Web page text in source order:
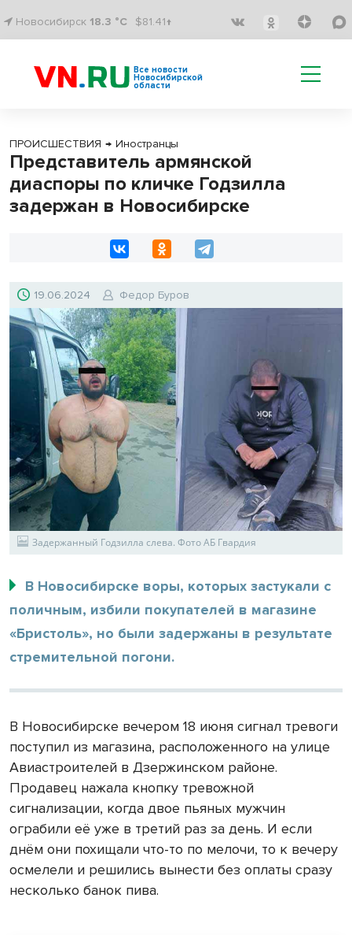
Новосибирск 18.3 °C $81.41↑
Все новости
Новосибирской
области
ПРОИСШЕСТВИЯ → Иностранцы
Представитель армянской
диаспоры по кличке Годзилла
задержан в Новосибирске
19.06.2024 Федор Буров
Задержанный Годзилла слева. Фото АБ Гвардия
В Новосибирске воры, которых застукали с
поличным, избили покупателей в магазине
«Бристоль», но были задержаны в результате
стремительной погони.
В Новосибирске вечером 18 июня сигнал тревоги
поступил из магазина, расположенного на улице
Авиастроителей в Дзержинском районе.
Продавец нажала кнопку тревожной
сигнализации, когда двое пьяных мужчин
ограбили её уже в третий раз за день. И если
днём они похищали что-то по мелочи, то к вечеру
осмелели и решились вынести без оплаты сразу
несколько банок пива.